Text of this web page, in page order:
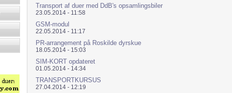
Transport af duer med DdB's opsamlingsbiler
23.05.2014 - 11:58
GSM-modul
22.05.2014 - 11:17
PR-arrangement på Roskilde dyrskue
18.05.2014 - 15:03
SIM-KORT opdateret
01.05.2014 - 14:34
TRANSPORTKURSUS
27.04.2014 - 12:19